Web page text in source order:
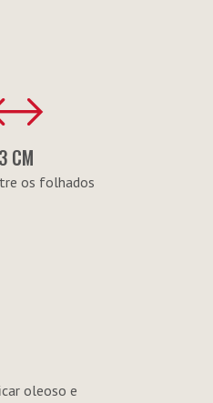
3 CM
os folhados
oleoso e